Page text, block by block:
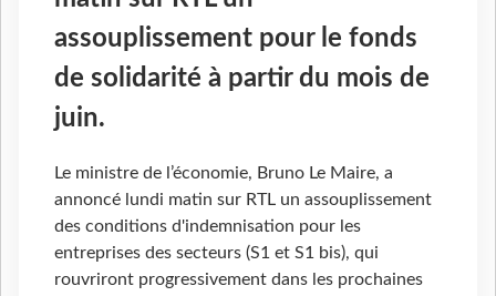
assouplissement pour le fonds
de solidarité à partir du mois de
juin.
Le ministre de l’économie, Bruno Le Maire, a
annoncé lundi matin sur RTL un assouplissement
des conditions d'indemnisation pour les
entreprises des secteurs (S1 et S1 bis), qui
rouvriront progressivement dans les prochaines